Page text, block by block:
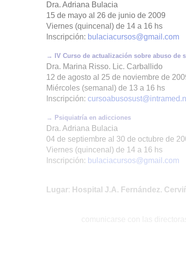
Dra. Adriana Bulacia
15 de mayo al 26 de junio de 2009
Viernes (quincenal) de 14 a 16 hs
Inscripción: bulaciacursos@gmail.com
→ IV Curso de actualización sobre abuso de
Dra. Marina Risso. Lic. Carballido
12 de agosto al 25 de noviembre de
Miércoles (semanal) de 13 a 16 hs
Inscripción:
→ Psiquiatría en adicciones
Dra. Adriana Bulacia
04 de septiembre al 30 de octubre de
Viernes (quincenal) de 14 a 16 hs
Inscripción: bulaciacursos@gmail.com
Lugar: Hospital J.A. Fernández.